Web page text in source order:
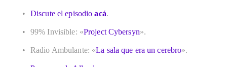
Discute el episodio acá.
99% Invisible: «Project Cybersyn».
Radio Ambulante: «La sala que era un cerebro».